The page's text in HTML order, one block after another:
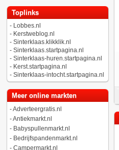
Toplinks
- Lobbes.nl
- Kerstweblog.nl
- Sinterklaas.klikklik.nl
- Sinterklaas.startpagina.nl
- Sinterklaas-huren.startpagina.nl
- Kerst.startpagina.nl
- Sinterklaas-intocht.startpagina.nl
Meer online markten
-Adverteergratis.nl
-Antiekmarkt.nl
- Babyspullenmarkt.nl
- Bedrijfspandenmarkt.nl
- Campermarkt.nl